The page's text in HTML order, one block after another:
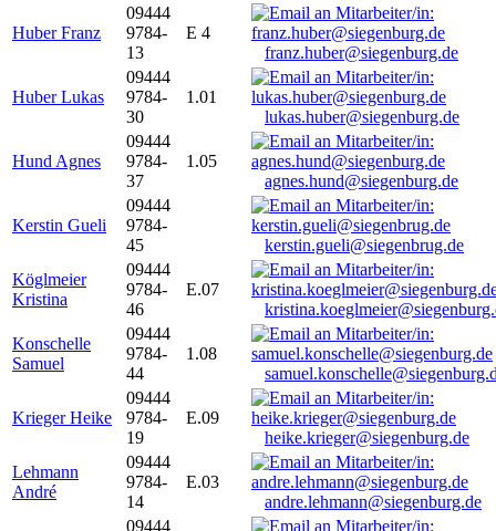
Huber Franz
09444
9784-
13
E 4
franz.huber@siegenburg.de
Huber Lukas
09444
9784-
30
1.01
lukas.huber@siegenburg.de
Hund Agnes
09444
9784-
37
1.05
agnes.hund@siegenburg.de
Kerstin Gueli
09444
9784-
45
kerstin.gueli@siegenbrug.de
Köglmeier
Kristina
09444
9784-
46
E.07
Konschelle
Samuel
09444
9784-
44
1.08
Krieger Heike
09444
9784-
19
E.09
heike.krieger@siegenburg.de
Lehmann
André
09444
9784-
14
E.03
andre.lehmann@siegenburg.de
09444